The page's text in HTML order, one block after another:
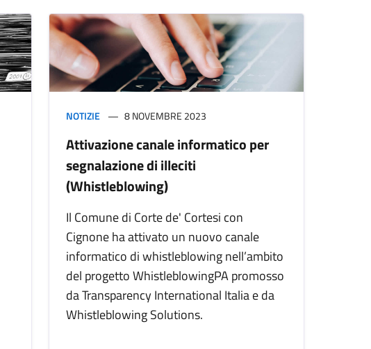
NOTIZIE 8 NOVEMBRE 2023
Attivazione canale informatico per
segnalazione di illeciti
(Whistleblowing)
Il Comune di Corte de' Cortesi con
Cignone ha attivato un nuovo canale
informatico di whistleblowing nell’ambito
del progetto WhistleblowingPA promosso
da Transparency International Italia e da
Whistleblowing Solutions.